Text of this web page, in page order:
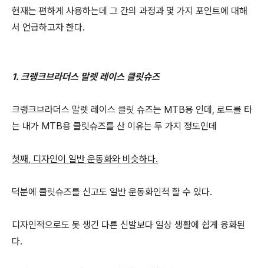
현재는 편하게 사용하는데 그 간의 과정과 몇 가지 포인트에 대해
서 언급하고자 한다.
1. 크랭크브라더스 말렛 레이스 클릿슈즈
크랭크브라더스 말렛 레이스 클릿 슈즈는 MTB용 인데, 로드를 타
는 내가 MTB용 클릿슈즈를 산 이유는 두 가지 정도인데
첫째, 디자인이 일반 운동화와 비슷하다.
덕분에 클릿슈즈를 신고도 일반 운동화인척 할 수 있다.
디자인적으로도 못 생긴 다른 신발보다 일상 생활에 쉽게 융화된
다.